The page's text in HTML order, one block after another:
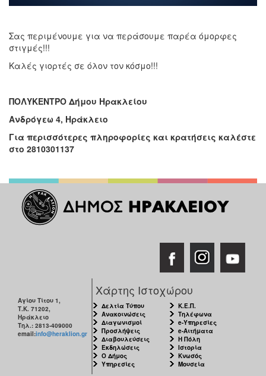
Σας περιμένουμε για να περάσουμε παρέα όμορφες
στιγμές!!!
Καλές γιορτές σε όλον τον κόσμο!!!
ΠΟΛΥΚΕΝΤΡΟ Δήμου Ηρακλείου
Ανδρόγεω 4, Ηράκλειο
Για περισσότερες πληροφορίες και κρατήσεις καλέστε
στο 2810301137
Αγίου Τίτου 1,
Τ.Κ. 71202,
Ηράκλειο
Τηλ.: 2813-409000
email:info@heraklion.gr
Χάρτης Ιστοχώρου
Δελτία Τύπου
Ανακοινώσεις
Διαγωνισμοί
Προσλήψεις
Διαβουλεύσεις
Εκδηλώσεις
Ο Δήμος
Υπηρεσίες
Κ.Ε.Π.
Τηλέφωνα
e-Υπηρεσίες
e-Αιτήματα
Η Πόλη
Ιστορία
Κνωσός
Μουσεία